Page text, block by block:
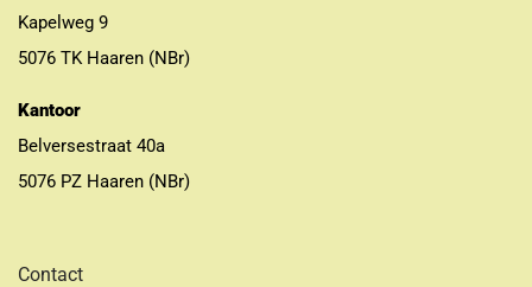
Kapelweg 9
5076 TK Haaren (NBr)
Kantoor
Belversestraat 40a
5076 PZ Haaren (NBr)
Contact